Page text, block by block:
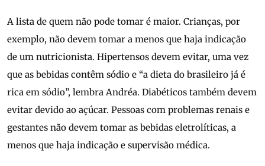
A lista de quem não pode tomar é maior. Crianças, por
exemplo, não devem tomar a menos que haja indicação
de um nutricionista. Hipertensos devem evitar, uma vez
que as bebidas contêm sódio e “a dieta do brasileiro já é
rica em sódio”, lembra Andréa. Diabéticos também devem
evitar devido ao açúcar. Pessoas com problemas renais e
gestantes não devem tomar as bebidas eletrolíticas, a
menos que haja indicação e supervisão médica.